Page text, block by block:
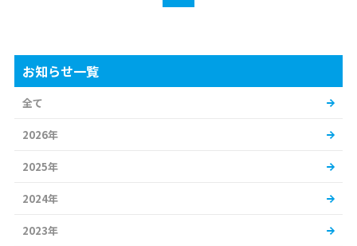
お知らせ一覧
全て
2026年
2025年
2024年
2023年